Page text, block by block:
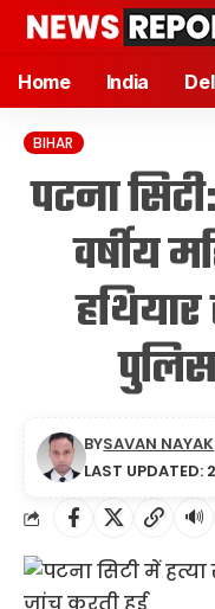
Home India
BIHAR
पटना
वर्षीय
LAST
BYSAVAN NAYAK
🔊